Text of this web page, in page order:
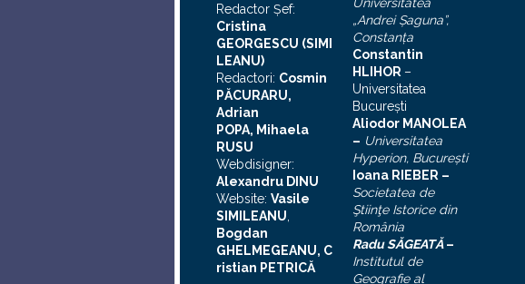
Redactor Şef:
Cristina
GEORGESCU (SIMI
LEANU)
Redactori: Cosmin
PĂCURARU,
Adrian
POPA, Mihaela
RUSU
Webdisigner:
Alexandru DINU
Website: Vasile
SIMILEANU
Bogdan
GHELMEGEANU, C
ristian PETRICĂ
„AndreiŞaguna”,
Constanţa
Constantin
HLIHOR –
Universitatea
Bucureşti
Aliodor MANOLEA
– Universitatea
Hyperion, Bucureşti
Ioana RIEBER –
Societatea de
Ştiinţe Istorice din
România
Radu SĂGEATĂ–
Institutul de
Geografie al